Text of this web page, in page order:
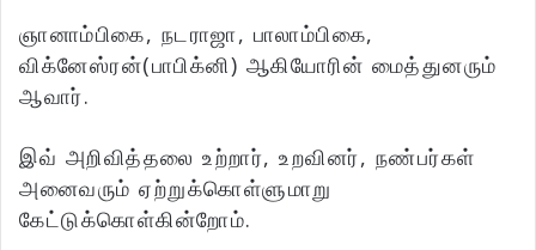
ஞானாம்பிகை, நடராஜா, பாலாம்பிகை,
விக்னேஸ்ரன்(பாபிக்னி) ஆகியோரின் மைத்துனரும்
ஆவார்.
இவ் அறிவித்தலை உற்றார், உறவினர், நண்பர்கள்
அனைவரும் ஏற்றுக்கொள்ளுமாறு
கேட்டுக்கொள்கின்றோம்.